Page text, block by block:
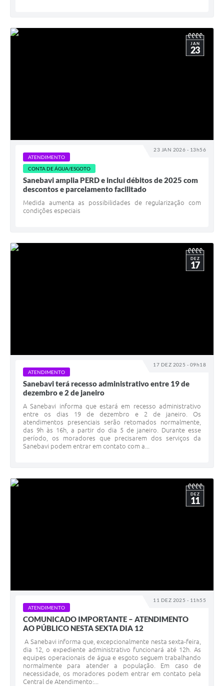
23 JAN 2026 - 13h56
JAN
23
ATENDIMENTO
CONTA DE ÁGUA/ESGOTO
Sanebavi amplia PERD e inclui débitos de 2025 com
descontos e parcelamento facilitado
Medida aumenta as possibilidades de regularização com
condições especiais
17 DEZ 2025 - 09h18
DEZ
17
ATENDIMENTO
Sanebavi terá recesso administrativo entre 19 de
dezembro e 2 de janeiro
A Sanebavi informa que estará em recesso administrativo
entre os dias 19 de dezembro e 2 de janeiro. Os
atendimentos presenciais serão retomados normalmente,
das 9h às 16h, a partir do dia 5 de janeiro. Durante esse
período, os moradores que precisarem dos serviços da
Sanebavi podem entrar em contato com a...
11 DEZ 2025 - 11h55
DEZ
11
ATENDIMENTO
COMUNICADO IMPORTANTE – ATENDIMENTO
AO PÚBLICO NESTA SEXTA DIA 12
A Sanebavi informa que, excepcionalmente nesta sexta-feira,
dia 12, o expediente administrativo funcionará até 12h. As
equipes operacionais de água e esgoto seguem trabalhando
normalmente para atender a população. Em caso de
necessidade, os moradores podem entrar em contato pela
Central de Atendimento:...